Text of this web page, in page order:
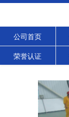
公司首页
荣誉认证